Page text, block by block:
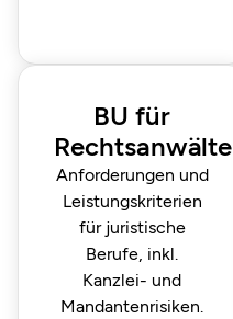
BU für
Rechtsanwälte
Anforderungen und
Leistungs­kriterien
für juristische
Berufe, inkl.
Kanzlei- und
Mandantenrisiken.